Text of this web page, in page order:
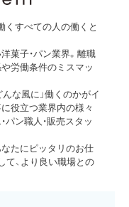
くすべての人の働くと
菓子・パン業界。離職
労働条件のミスマッ
んな風に」働くのかがイ
役立つ業界内の様々
パン職人・販売スタッ
なたにピッタリのお仕
て、より良い職場との